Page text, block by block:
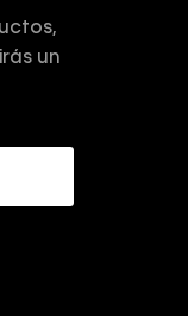
un